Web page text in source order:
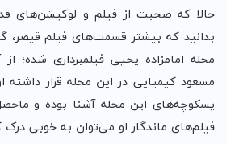
حالا که صحبت از فیلم و لوکیشن‌های
بدانید که بیشتر قسمت‌های فیلم قیصر،
محله امامزاده یحیی فیلمبرداری شده؛
مسعود کیمیایی در این محله قرار
پسکوچه‌های این محله آشنا بوده و
فیلم‌های ماندگار او می‌توان به خوبی درک